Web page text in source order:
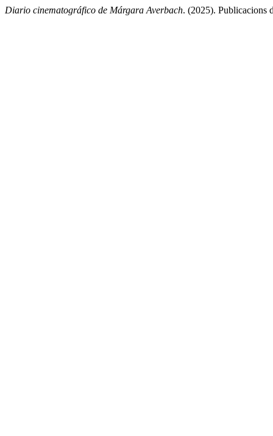
Diario cinematográfico de Márgara Averbach. (2025). Publicacions